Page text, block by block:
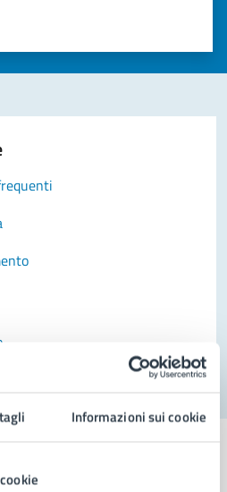
Informazioni sui cookie
(da 1 a 5 stelle)
per valutare la chiarezza delle
su 5
su 5
5